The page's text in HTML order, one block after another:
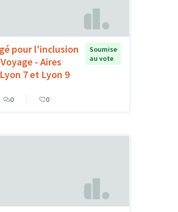
pour l'inclusion
- Aires
7 et Lyon 9
Soumise
au vote
0 0